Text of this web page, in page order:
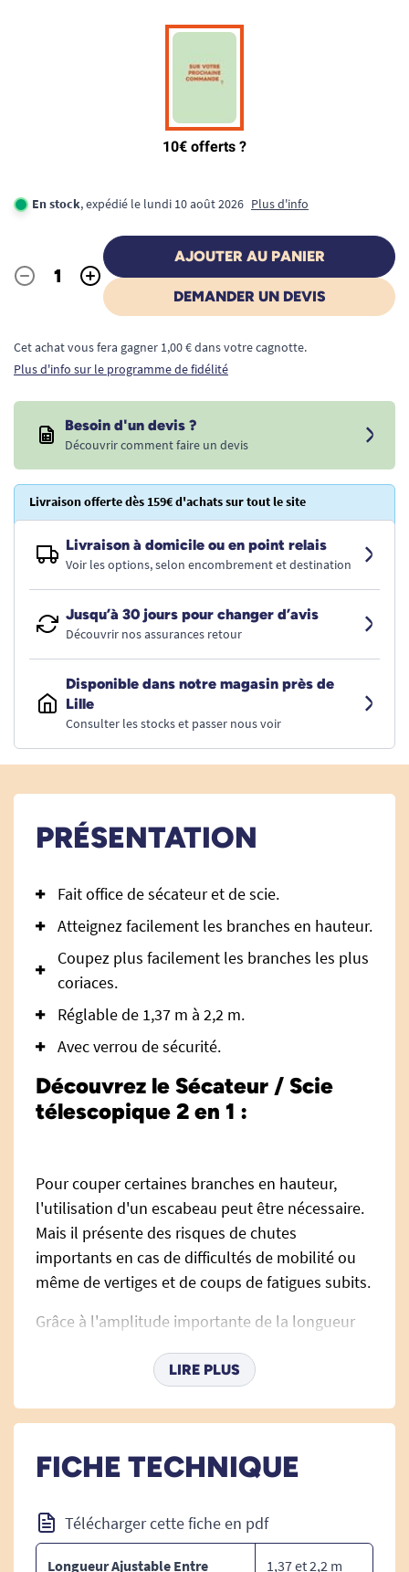
En stock, expédié le lundi 10 août 2026 Plus d'info
Quantité
- +
AJOUTER AU PANIER
DEMANDER UN DEVIS
Cet achat vous fera gagner 1,00 € dans votre cagnotte.
Plus d'info sur le programme de fidélité
Besoin d'un devis ?
Découvrir comment faire un devis
Livraison offerte dès 159€ d'achats sur tout le site
Livraison à domicile ou en point relais
Voir les options, selon encombrement et destination
Jusqu’à 30 jours pour changer d’avis
Découvrir nos assurances retour
Disponible dans notre magasin près de
Lille
Consulter les stocks et passer nous voir
PRÉSENTATION
Fait office de sécateur et de scie.
Atteignez facilement les branches en hauteur.
Coupez plus facilement les branches les plus
coriaces.
Réglable de 1,37 m à 2,2 m.
Avec verrou de sécurité.
Découvrez le Sécateur / Scie
télescopique 2 en 1 :
Pour couper certaines branches en hauteur,
l'utilisation d'un escabeau peut être nécessaire.
Mais il présente des risques de chutes
importants en cas de difficultés de mobilité ou
même de vertiges et de coups de fatigues subits.
Grâce à l'amplitude importante de la longueur
des branches en hauteur. Et si vous avez des
mâchoire, pas de soucis, le sécateur est fourni
permet d'entamer la branche pour la couper
LIRE PLUS
FICHE TECHNIQUE
Télécharger cette fiche en pdf
Longueur Ajustable Entre 1,37 et 2,2 m